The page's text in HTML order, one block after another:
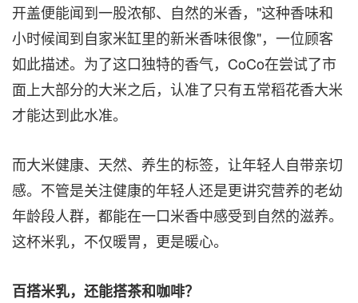
开盖便能闻到一股浓郁、自然的米香，"这种香味和
小时候闻到自家米缸里的新米香味很像"，一位顾客
如此描述。为了这口独特的香气，CoCo在尝试了市
面上大部分的大米之后，认准了只有五常稻花香大米
才能达到此水准。
而大米健康、天然、养生的标签，让年轻人自带亲切
感。不管是关注健康的年轻人还是更讲究营养的老幼
年龄段人群，都能在一口米香中感受到自然的滋养。
这杯米乳，不仅暖胃，更是暖心。
百搭米乳，还能搭茶和咖啡？